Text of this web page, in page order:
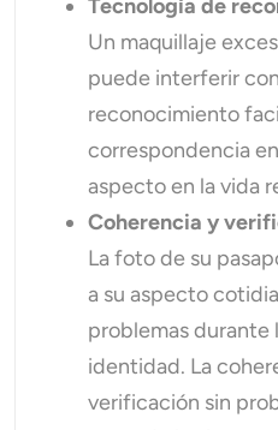
Tecnología de
Un maquillaje
puede interferir
reconocimiento
correspondencia
aspecto en la vida
Coherencia y
La foto de su
a su aspecto
problemas durante
identidad. La
verificación sin